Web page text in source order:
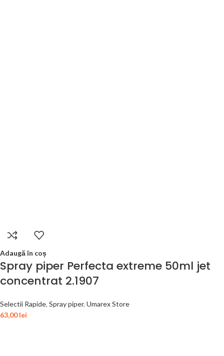
Adaugă în coș
Spray piper Perfecta extreme 50ml jet
concentrat 2.1907
Selectii Rapide, Spray piper, Umarex Store
63,00lei